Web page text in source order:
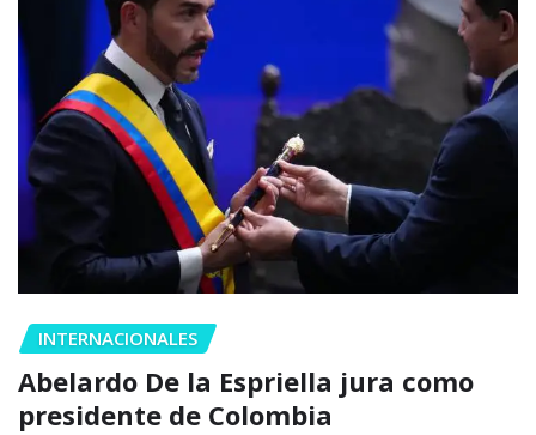
INTERNACIONALES
Abelardo De la Espriella jura como
presidente de Colombia